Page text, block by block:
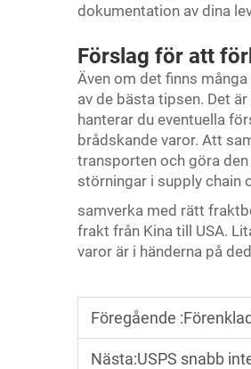
dokumentation av dina
Förslag för att
Även om det finns
av de bästa tipsen. Det
hanterar du eventuella
brådskande varor. Att
transporten och göra
störningar i supply chain
samverka med rätt
frakt från Kina till USA.
varor är i händerna på
Föregående :
Nästa:USPS snabb